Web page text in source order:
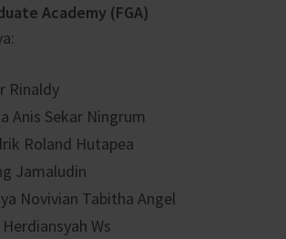
Academy (FGA)
Rinaldy
Anis Sekar Ningrum
Roland Hutapea
Jamaludin
Novivian Tabitha Angel
Ws